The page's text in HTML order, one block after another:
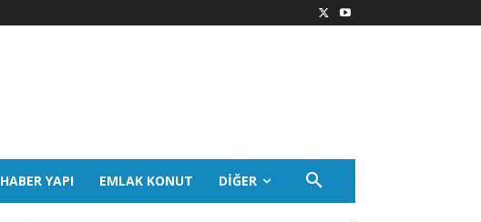
HABER YAPI EMLAK KONUT DIĞER